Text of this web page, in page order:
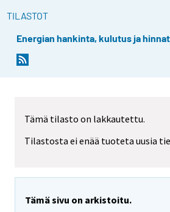
TILASTOT
Energian hankinta, kulutus ja hinnat
Tämä tilasto on lakkautettu.
Tilastosta ei enää tuoteta uusia
Tämä sivu on arkistoitu.